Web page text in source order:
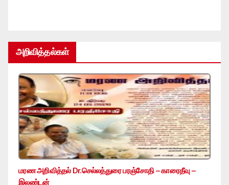
அறிவித்தல்கள்
மரண அறிவித்தல் Dr.செல்லத்துரை பரஞ்சோதி – காரைதீவு –
இலண்டன்